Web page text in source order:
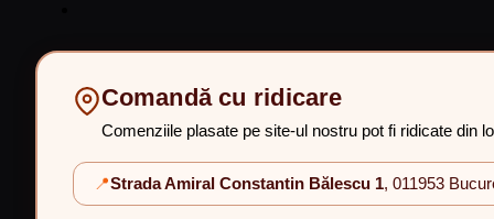
Comandă cu ridicare
Comenziile plasate pe site-ul nostru pot fi ridicate din
📍Strada Amiral Constantin Bălescu 1, 011953